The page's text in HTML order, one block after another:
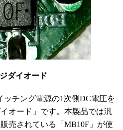
ダイオード
チング電源の1次側DC電圧を
オード」です。本製品では汎
売されている「MB10F」が使